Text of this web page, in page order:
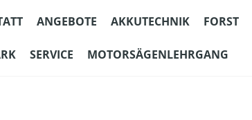
ANGEBOTE AKKUTECHNIK FORST
SERVICE MOTORSÄGENLEHRGANG